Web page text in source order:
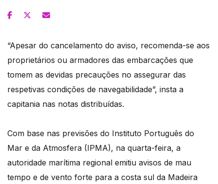
“Apesar do cancelamento do aviso, recomenda-se aos
proprietários ou armadores das embarcações que
tomem as devidas precauções no assegurar das
respetivas condições de navegabilidade”, insta a
capitania nas notas distribuídas.
Com base nas previsões do Instituto Português do
Mar e da Atmosfera (IPMA), na quarta-feira, a
autoridade marítima regional emitiu avisos de mau
tempo e de vento forte para a costa sul da Madeira